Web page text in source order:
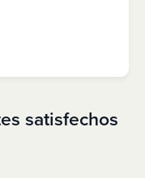
satisfechos